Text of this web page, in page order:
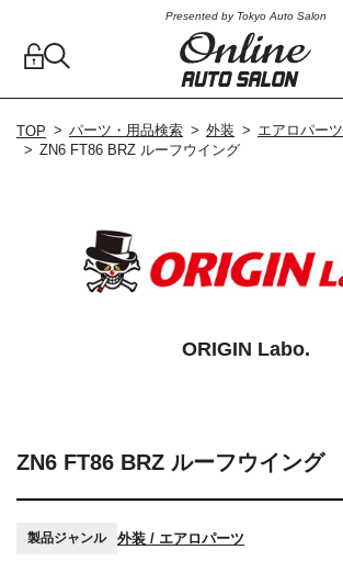
Presented by Tokyo Auto Salon
TOP パーツ・用品検索 外装
エアロパーツ
ZN6 FT86 BRZ ルーフウイング
ZN6 FT86 BRZ ルーフウイング
製品ジャンル 外装 / エアロパーツ
ORIGIN Labo.